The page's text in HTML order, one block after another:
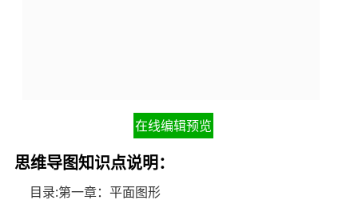
在线编辑预览
思维导图知识点说明：
目录:第一章：平面图形